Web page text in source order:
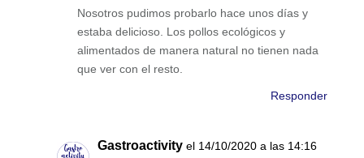
Nosotros pudimos probarlo hace unos días y
estaba delicioso. Los pollos ecológicos y
alimentados de manera natural no tienen nada
que ver con el resto.
Responder
Gastroactivity el 14/10/2020 a las 14:16